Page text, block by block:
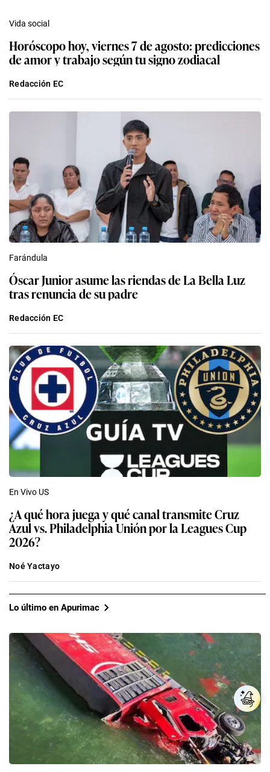
Vida social
Horóscopo hoy, viernes 7 de agosto: predicciones
de amor y trabajo según tu signo zodiacal
Redacción EC
Farándula
Óscar Junior asume las riendas de La Bella Luz
tras renuncia de su padre
Redacción EC
En Vivo US
¿A qué hora juega y qué canal transmite Cruz
Azul vs. Philadelphia Unión por la Leagues Cup
2026?
Noé Yactayo
Lo último en Apurimac